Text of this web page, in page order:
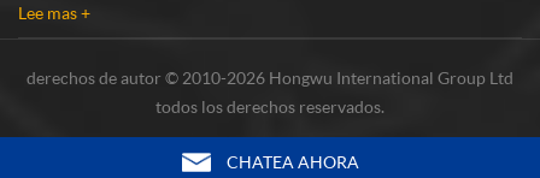
Lee mas +
derechos de autor © 2010-2026 Hongwu International Group Ltd
todos los derechos reservados.
CHATEA AHORA